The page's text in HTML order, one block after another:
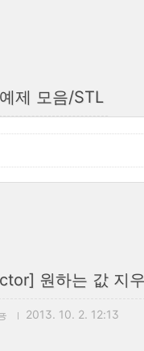
예제 모음/STL
원하는 값 지
2013. 10. 2. 12:13